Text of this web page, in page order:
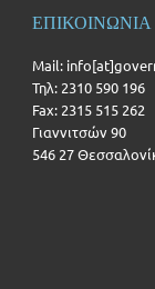
ΕΠΙΚΟΙΝΩΝΙΑ
Mail:
Τηλ: 2310 590 196
Fax: 2315 515 262
Γιαννιτσών 90
546 27